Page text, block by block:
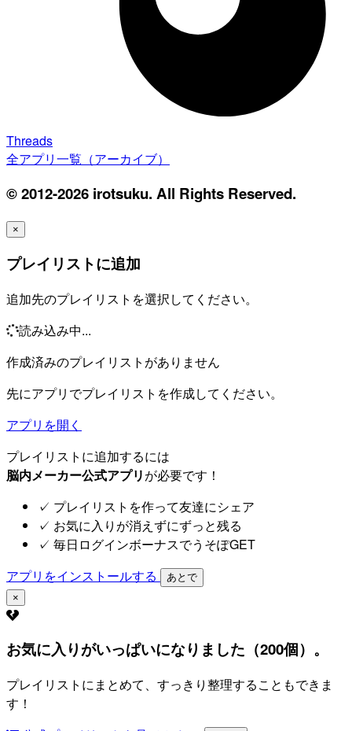
Threads
全アプリ一覧（アーカイブ）
© 2012-2026 irotsuku. All Rights Reserved.
×
プレイリストに追加
追加先のプレイリストを選択してください。
読み込み中...
作成済みのプレイリストがありません
先にアプリでプレイリストを作成してください。
アプリを開く
プレイリストに追加するには
脳内メーカー公式アプリが必要です！
✓ プレイリストを作って友達にシェア
✓ お気に入りが消えずにずっと残る
✓ 毎日ログインボーナスでうそぽGET
アプリをインストールする
あとで
×
お気に入りがいっぱいになりました（200個）。
プレイリストにまとめて、すっきり整理することもできま
す！